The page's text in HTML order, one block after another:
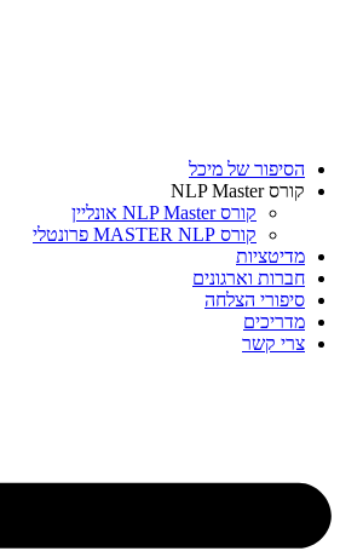
הסיפור של מיכל
קורס NLP Master
קורס NLP Master אונליין
קורס MASTER NLP פרונטלי
מדיטציות
חברות וארגונים
סיפורי הצלחה
מדריכים
צרי קשר